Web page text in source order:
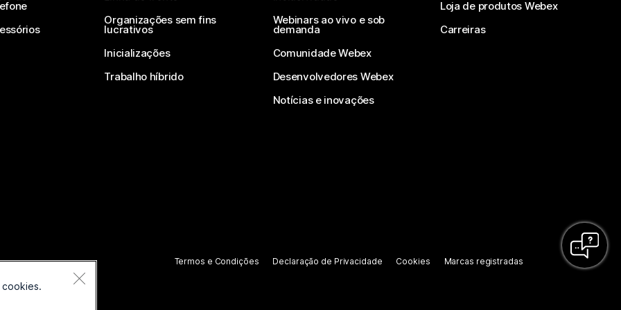
Organizações sem fins
lucrativos
Inicializações
Trabalho híbrido
Webinars ao vivo e sob
demanda
Comunidade Webex
Desenvolvedores Webex
Notícias e inovações
Loja de produtos Webex
Carreiras
Termos e Condições Declaração de Privacidade Cookies Marcas registradas